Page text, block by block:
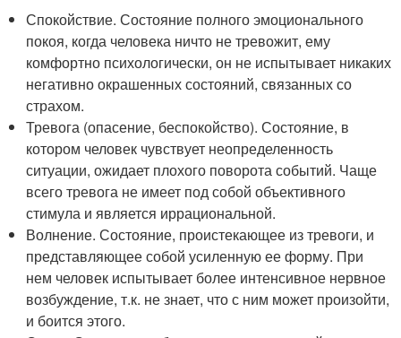
Спокойствие. Состояние полного эмоционального
покоя, когда человека ничто не тревожит, ему
комфортно психологически, он не испытывает никаких
негативно окрашенных состояний, связанных со
страхом.
Тревога (опасение, беспокойство). Состояние, в
котором человек чувствует неопределенность
ситуации, ожидает плохого поворота событий. Чаще
всего тревога не имеет под собой объективного
стимула и является иррациональной.
Волнение. Состояние, проистекающее из тревоги, и
представляющее собой усиленную ее форму. При
нем человек испытывает более интенсивное нервное
возбуждение, т.к. не знает, что с ним может произойти,
и боится этого.